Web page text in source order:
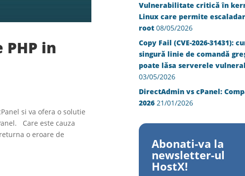
in
si va ofera o solutie
Care este cauza
o eroare de
Vulnerabilitate critică în
Linux care permite
root 08/05/2026
Copy Fail (CVE-2026-31431):
singură linie de comandă
poate lăsa serverele
03/05/2026
DirectAdmin vs cPanel:
2026 21/01/2026
Abonati-va la
newsletter-ul
HostX!